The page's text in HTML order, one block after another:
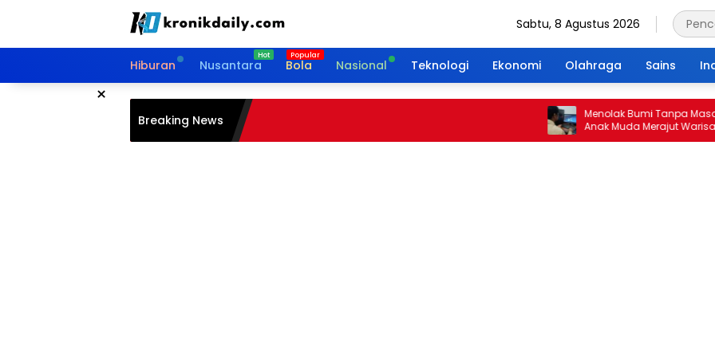
Sabtu, 8 Agustus 2026
Hiburan Nusantara Bola Nasional Teknologi Ekonomi Olahraga Sains
×
Breaking News
Menolak Bumi Tanpa Masa
Anak Muda Merajut Warisan
Portal Waktu